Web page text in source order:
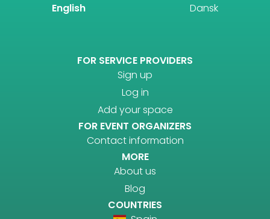
English Dansk
FOR SERVICE PROVIDERS
Sign up
Log in
Add your space
FOR EVENT ORGANIZERS
Contact information
MORE
About us
Blog
COUNTRIES